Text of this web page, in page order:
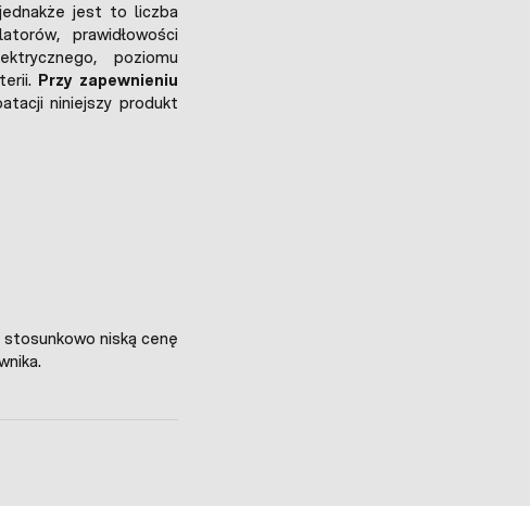
jest to liczba
prawidłowości
poziomu
Przy zapewnieniu
niniejszy produkt
stosunkowo niską cenę